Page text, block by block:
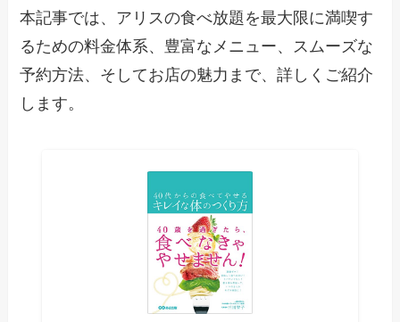
本記事では、アリスの食べ放題を最大限に満喫す
るための料金体系、豊富なメニュー、スムーズな
予約方法、そしてお店の魅力まで、詳しくご紹介
します。